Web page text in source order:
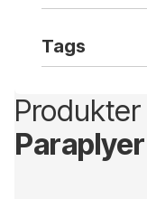
Tags
Paraplyer